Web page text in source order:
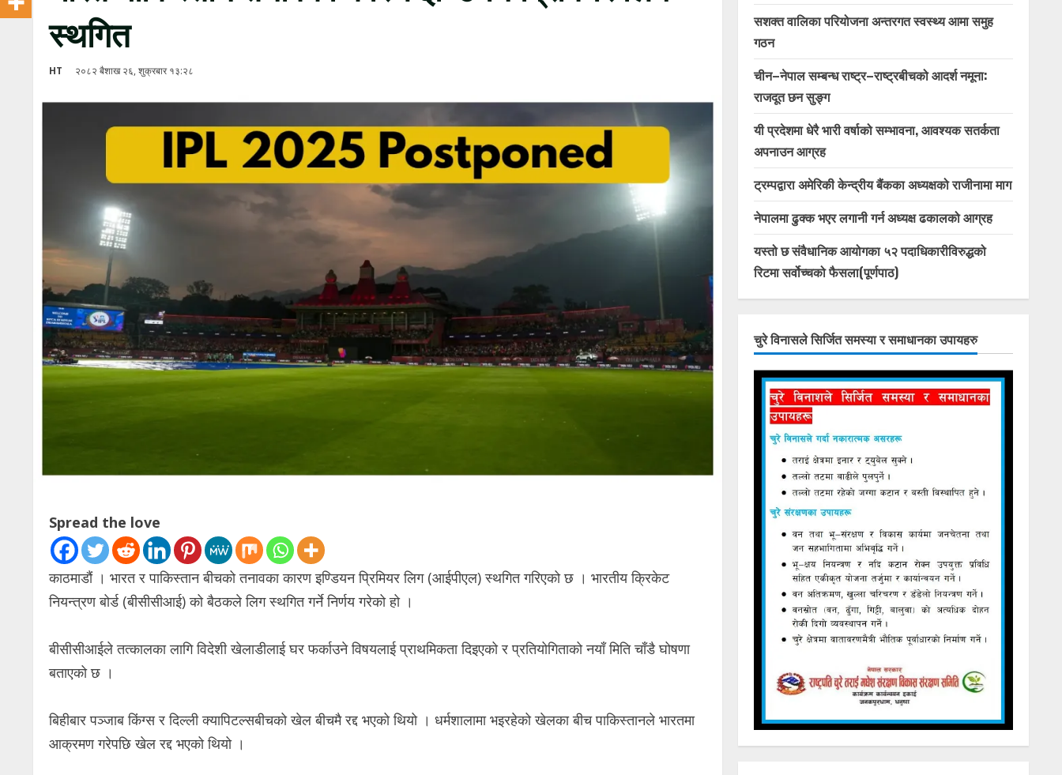
स्थगित
HT २०८२ बैशाख २६, शुक्रबार १३:२८
Spread the love
काठमाडौं । भारत र पाकिस्तान बीचको तनावका कारण इण्डियन प्रिमियर लिग (आईपीएल) स्थगित गरिएको छ । भारतीय क्रिकेट
नियन्त्रण बोर्ड (बीसीसीआई) को बैठकले लिग स्थगित गर्ने निर्णय गरेको हो ।
बीसीसीआईले तत्कालका लागि विदेशी खेलाडीलाई घर फर्काउने विषयलाई प्राथमिकता दिइएको र प्रतियोगिताको नयाँ मिति चाँडै घोषणा
बताएको छ ।
बिहीबार पञ्जाब किंग्स र दिल्ली क्यापिटल्सबीचको खेल बीचमै रद्द भएको थियो । धर्मशालामा भइरहेको खेलका बीच पाकिस्तानले भारतमा
आक्रमण गरेपछि खेल रद्द भएको थियो ।
सशक्त वालिका परियोजना अन्तरगत स्वस्थ्य आमा समुह
गठन
चीन–नेपाल सम्बन्ध राष्ट्र–राष्ट्रबीचको आदर्श नमूना:
राजदूत छन सुङ्ग
यी प्रदेशमा धेरै भारी वर्षाको सम्भावना, आवश्यक सतर्कता
अपनाउन आग्रह
ट्रम्पद्वारा अमेरिकी केन्द्रीय बैंकका अध्यक्षको राजीनामा माग
नेपालमा ढुक्क भएर लगानी गर्न अध्यक्ष ढकालको आग्रह
यस्तो छ संवैधानिक आयोगका ५२ पदाधिकारीविरुद्धको
रिटमा सर्वोच्चको फैसला(पूर्णपाठ)
चुरे विनासले सिर्जित समस्या र समाधानका उपायहरु